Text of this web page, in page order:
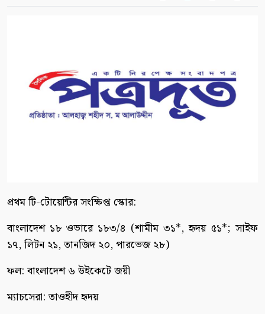
প্রথম টি-টোয়েন্টির সংক্ষিপ্ত স্কোর:
বাংলাদেশ ১৮ ওভারে ১৮৩/৪ (শামীম ৩১*, হৃদয় ৫১*; সাইফ
১৭, লিটন ২১, তানজিদ ২০, পারভেজ ২৮)
ফল: বাংলাদেশ ৬ উইকেটে জয়ী
ম্যাচসেরা: তাওহীদ ‍হৃদয়